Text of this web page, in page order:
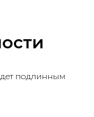
подлинным